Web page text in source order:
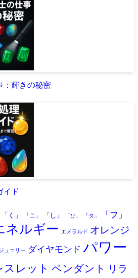
：輝きの秘密
イド
「く」 「こ」 「し」 「ひ」 「タ」 「フ」
ネルギー エメラルド オレンジ
ュエリー ダイヤモンド パワー
スレット ペンダント
リラ